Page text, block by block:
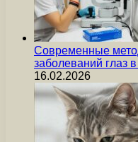
Современные
заболеваний глаз
16.02.2026